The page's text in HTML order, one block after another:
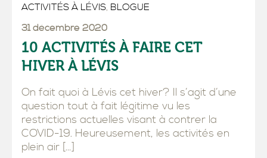
ACTIVITÉS À LÉVIS, BLOGUE
31 décembre 2020
10 ACTIVITÉS À FAIRE CET
HIVER À LÉVIS
On fait quoi à Lévis cet hiver? Il s’agit d’une
question tout à fait légitime vu les
restrictions actuelles visant à contrer la
COVID-19. Heureusement, les activités en
plein air […]